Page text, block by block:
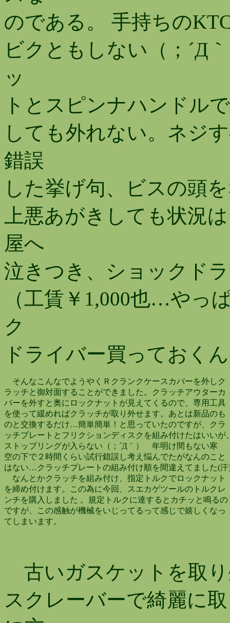
のである。 手持ちの
ビクともしない（；´Д
ッ
トとスピンナハンドル
しても外れない。ネジ
錯誤
した挙げ句、ビスの頭
上悪あがきしても状況
屋へ
泣きつき、ショックド
（工賃￥1,000也…やっ
ク
ドライバー買っておく
そんなこんなでようやくＲクランクケースカバーを外し
ラッチと御対面することができました。クラッチアウターカ
バーを外すと奥にロックナットが見えてくるので、専用工具
を使って緩めればクラッチが取り外せます。あとは新品のも
のと交換するだけ…簡単簡単！と思っていたのですが、クラ
ッチプレートとフリクションディスクを組み付けたはいいが
ストップリングが入らない（；´Д｀） 年明け間もない寒
空の下で２時間くらい試行錯誤し考え悩んでたがなんのこと
はない…クラッチプレートの組み付け順を間違えてました(汗
なんとかクラッチを組み付け、指定トルクでロックナット
を締め付けます。この為に今回、スエカゲツールのトルクレ
ンチを購入しました 。規定トルクに達するとカチッと鳴るの
ですが、この感触が機械をいじってるって感じで嬉しくなっ
てしまいます。
古いガスケットを取
スクレーバーで綺麗に